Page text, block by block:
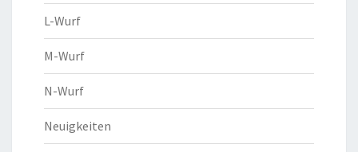
L-Wurf
M-Wurf
N-Wurf
Neuigkeiten